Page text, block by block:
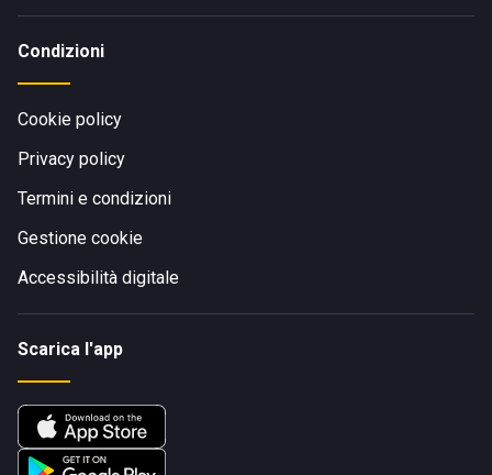
Condizioni
Cookie policy
Privacy policy
Termini e condizioni
Gestione cookie
Accessibilità digitale
Scarica l'app